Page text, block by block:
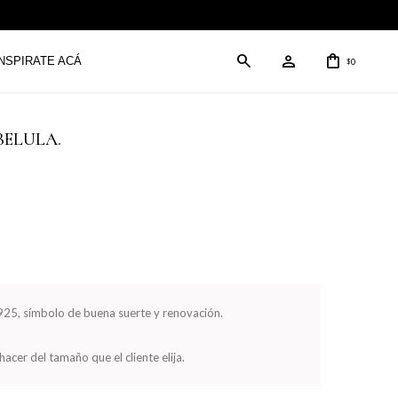
INSPIRATE ACÁ $0
símbolo de buena suerte y renovación.
del tamaño que el cliente elija.